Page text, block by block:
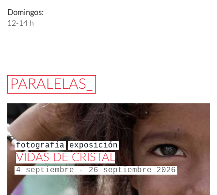
Domingos:
12-14 h
PARALELAS_
fotografía exposición
VIDAS DE CRISTAL
4 septiembre - 26 septiembre 2026